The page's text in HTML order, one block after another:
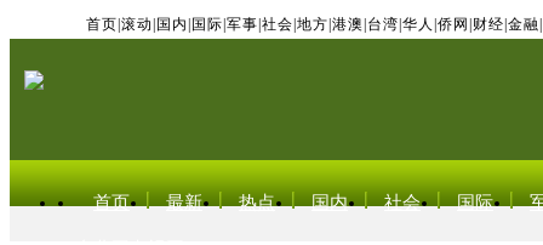
首页 滚动 国内 国际 军事 社会 地方 港澳 台湾 华人 侨网 财经 金融
首页 最新 热点 国内 社会 国际